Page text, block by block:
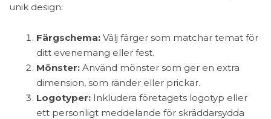
unik design:
Färgschema: Välj färger som matchar temat för
ditt evenemang eller fest.
Mönster: Använd mönster som ger en extra
dimension, som ränder eller prickar.
Logotyper: Inkludera företagets logotyp eller
ett personligt meddelande för skräddarsydda